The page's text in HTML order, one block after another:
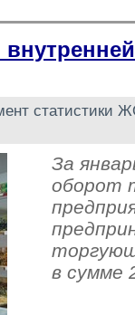
статистики
За
оборот
в сумме